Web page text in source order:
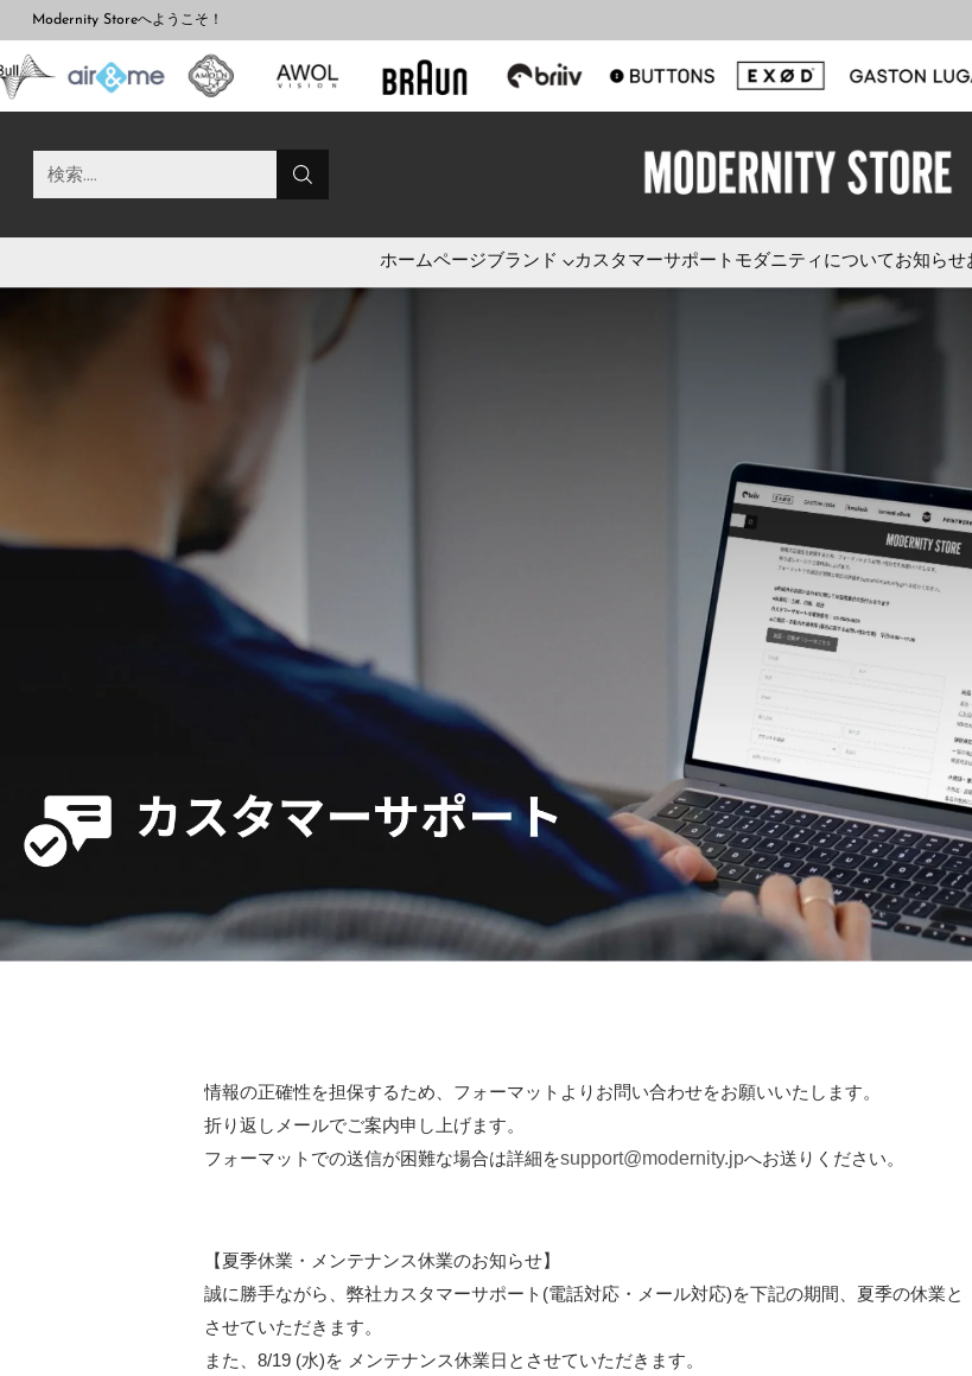
検索....
ホームページブランド カスタマーサポート モダニティについて お知らせ
Modernity Storeへようこそ！
情報の正確性を担保するため、フォーマットよりお問い合わせをお願いいたします。
折り返しメールでご案内申し上げます。
フォーマットでの送信が困難な場合は詳細をsupport@modernity.jpへお送りください。
【夏季休業・メンテナンス休業のお知らせ】
誠に勝手ながら、弊社カスタマーサポート(電話対応・メール対応)を下記の期間、夏季の休業と
させていただきます。
また、8/19 (水)を メンテナンス休業日とさせていただきます。